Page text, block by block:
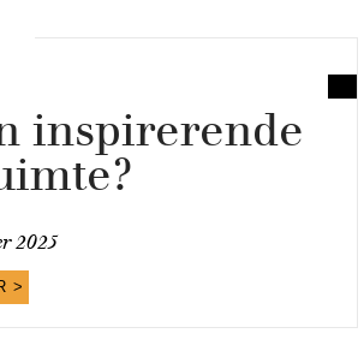
inspirerende
2025
>